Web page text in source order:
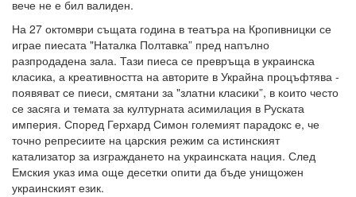
вече не е бил валиден.
На 27 октомври същата година в театъра на Кропивницки се
играе пиесата "Наталка Полтавка” пред напълно
разпродадена зала. Тази пиеса се превръща в украинска
класика, а креативността на авторите в Украйна процъфтява -
появяват се пиеси, смятани за "златни класики”, в които често
се засяга и темата за културната асимилация в Руската
империя. Според Герхард Симон големият парадокс е, че
точно репресиите на царския режим са истинският
катализатор за изграждането на украинската нация. След
Емския указ има още десетки опити да бъде унищожен
украинският език.